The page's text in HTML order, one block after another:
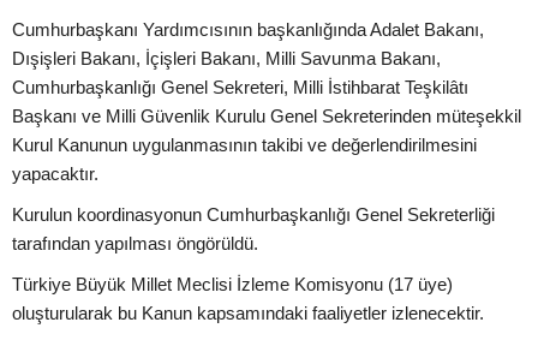
Cumhurbaşkanı Yardımcısının başkanlığında Adalet Bakanı,
Dışişleri Bakanı, İçişleri Bakanı, Milli Savunma Bakanı,
Cumhurbaşkanlığı Genel Sekreteri, Milli İstihbarat Teşkilâtı
Başkanı ve Milli Güvenlik Kurulu Genel Sekreterinden müteşekkil
Kurul Kanunun uygulanmasının takibi ve değerlendirilmesini
yapacaktır.
Kurulun koordinasyonun Cumhurbaşkanlığı Genel Sekreterliği
tarafından yapılması öngörüldü.
Türkiye Büyük Millet Meclisi İzleme Komisyonu (17 üye)
oluşturularak bu Kanun kapsamındaki faaliyetler izlenecektir.